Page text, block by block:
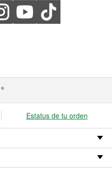
®
Estatus de tu orden